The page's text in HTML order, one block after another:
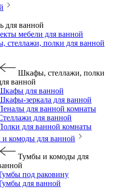
для ванной
мебели для ванной
стеллажи, полки для ванной
Шкафы, стеллажи, полки
ванной
для ванной
зеркала для ванной
для ванной комнаты
для ванной
для ванной комнаты
комоды для ванной
Тумбы и комоды для
под раковину
для ванной